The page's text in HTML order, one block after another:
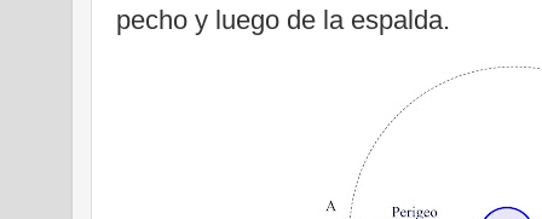
pecho y luego de la espalda.